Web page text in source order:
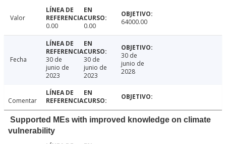
Valor
0.00
0.00 64000.00
Fecha
30 de
junio de
2023
30 de
junio de
2023
30 de
junio de
2028
Comentar
Supported MEs with improved knowledge on climate
vulnerability